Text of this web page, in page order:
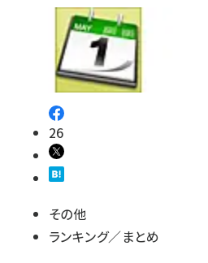
26
その他
ランキング／まとめ